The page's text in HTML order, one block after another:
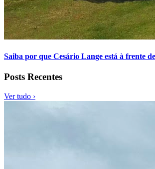
Saiba por que Cesário Lange está à frente
Posts Recentes
Ver tudo ›